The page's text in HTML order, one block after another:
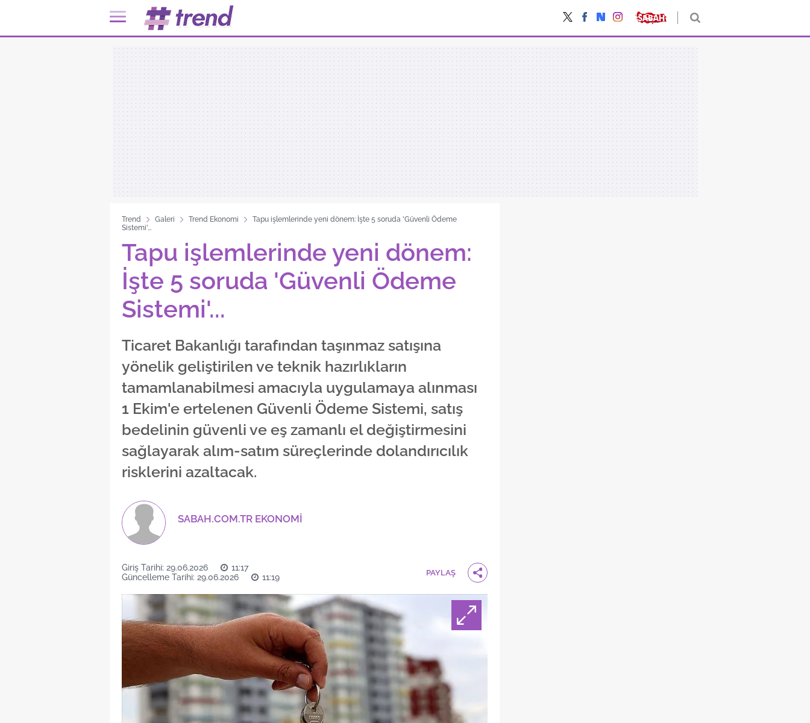
Trend Galeri Trend Ekonomi
Tapu işlemlerinde yeni dönem: İşte 5 soruda 'Güvenli Ödeme
Sistemi'...
Tapu işlemlerinde yeni dönem:
İşte 5 soruda 'Güvenli Ödeme
Sistemi'...
Ticaret Bakanlığı tarafından taşınmaz satışına
yönelik geliştirilen ve teknik hazırlıkların
tamamlanabilmesi amacıyla uygulamaya alınması
1 Ekim'e ertelenen Güvenli Ödeme Sistemi, satış
bedelinin güvenli ve eş zamanlı el değiştirmesini
sağlayarak alım-satım süreçlerinde dolandırıcılık
risklerini azaltacak.
SABAH.COM.TR EKONOMİ
Giriş Tarihi: 29.06.2026
11:17
Güncelleme Tarihi: 29.06.2026
11:19 PAYLAŞ